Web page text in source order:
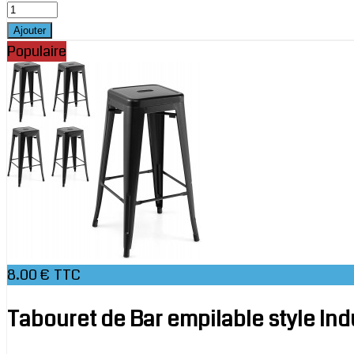
Populaire
8.00 € TTC
Tabouret de Bar empilable style